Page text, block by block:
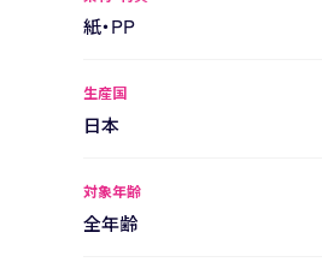
紙・PP
生産国
日本
対象年齢
全年齢